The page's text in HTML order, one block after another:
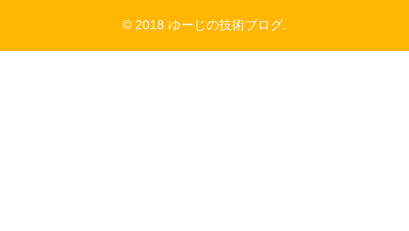
© 2018 ゆーじの技術ブログ.